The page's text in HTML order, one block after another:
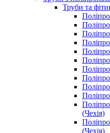
Труби та
(Чехія)
(Чехія)